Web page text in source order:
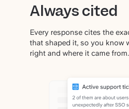
Always cited
Every response cites the
that shaped it, so you know
right and where it came from.